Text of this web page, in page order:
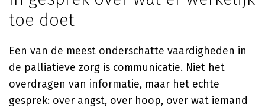
toe doet
Een van de meest onderschatte vaardigheden in
de palliatieve zorg is communicatie. Niet het
overdragen van informatie, maar het echte
gesprek: over angst, over hoop, over wat iemand